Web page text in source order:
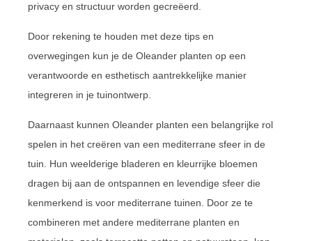
privacy en structuur worden gecreëerd.
Door rekening te houden met deze tips en
overwegingen kun je de Oleander planten op een
verantwoorde en esthetisch aantrekkelijke manier
integreren in je tuinontwerp.
Daarnaast kunnen Oleander planten een belangrijke rol
spelen in het creëren van een mediterrane sfeer in de
tuin. Hun weelderige bladeren en kleurrijke bloemen
dragen bij aan de ontspannen en levendige sfeer die
kenmerkend is voor mediterrane tuinen. Door ze te
combineren met andere mediterrane planten en